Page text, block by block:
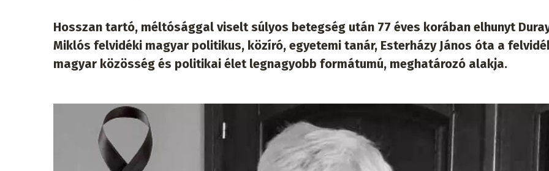
Hosszan tartó, méltósággal viselt súlyos betegség után 77 éves korában elhunyt
Miklós felvidéki magyar politikus, közíró, egyetemi tanár, Esterházy János óta a
magyar közösség és politikai élet legnagyobb formátumú, meghatározó alakja.